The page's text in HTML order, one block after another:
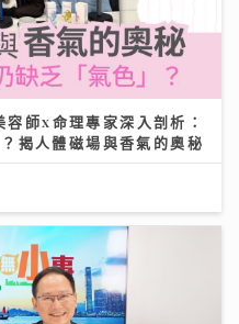
師x命理專家深入剖析：
揭人體磁場與香氣的奧秘